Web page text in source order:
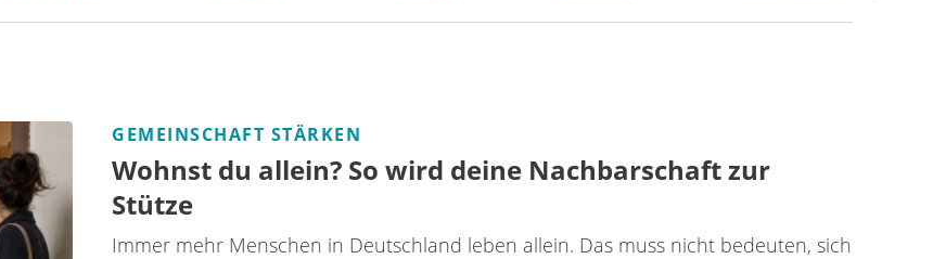
GEMEINSCHAFT STÄRKEN
Wohnst du allein? So wird deine Nachbarschaft zur
Stütze
Immer mehr Menschen in Deutschland leben allein. Das muss nicht bedeuten, sich